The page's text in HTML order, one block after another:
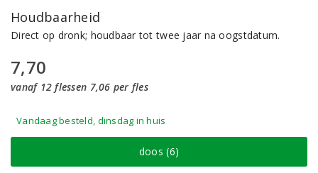
Houdbaarheid
Direct op dronk; houdbaar tot twee jaar na oogstdatum.
7,70
vanaf 12 flessen 7,06 per fles
Vandaag besteld, dinsdag in huis
doos (6)